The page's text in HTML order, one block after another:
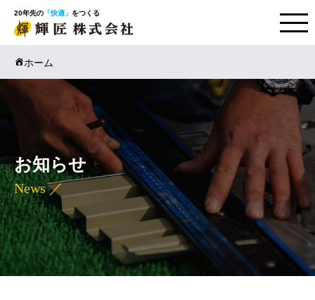
20年先の 「快適」 をつくる
ホーム
お知らせ
News ／